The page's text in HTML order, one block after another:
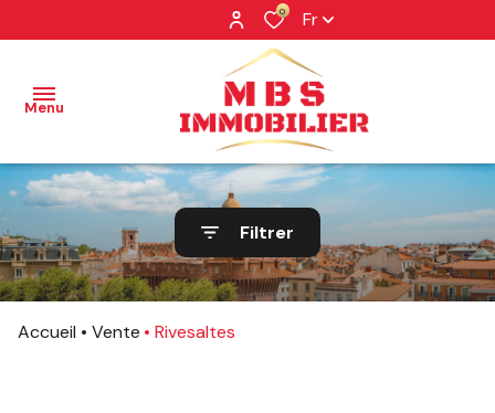
0 Fr
Menu
NOS
BIENS
NOS
VENDUS
Filtrer
Accueil Vente Rivesaltes